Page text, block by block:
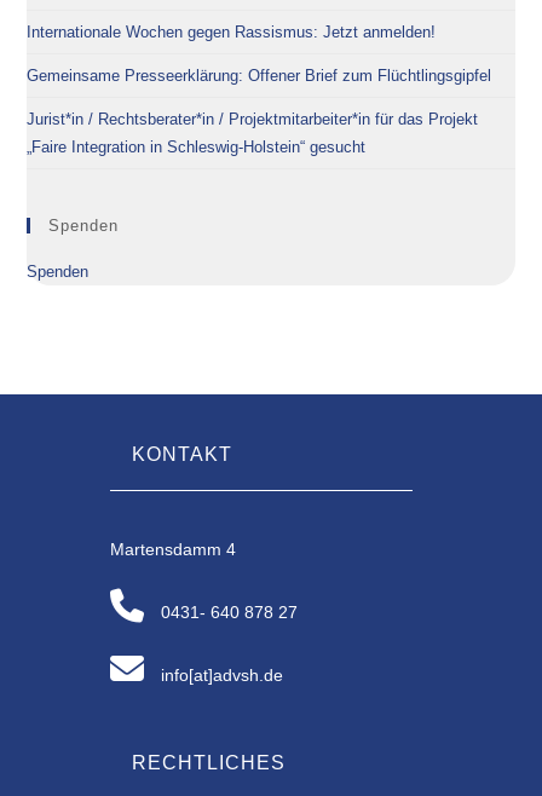
Internationale Wochen gegen Rassismus: Jetzt anmelden!
Gemeinsame Presseerklärung: Offener Brief zum Flüchtlingsgipfel
Jurist*in / Rechtsberater*in / Projektmitarbeiter*in für das Projekt
„Faire Integration in Schleswig-Holstein“ gesucht
Spenden
Spenden
KONTAKT
Martensdamm 4
0431- 640 878 27
info[at]advsh.de
RECHTLICHES